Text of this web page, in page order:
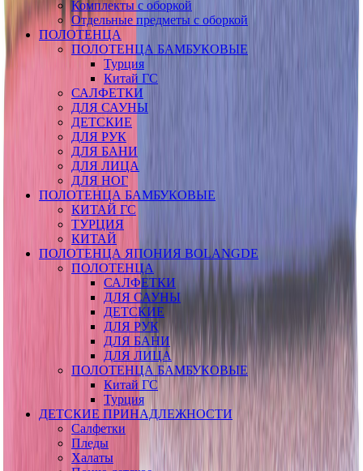
Комплекты с оборкой
Отдельные предметы с оборкой
ПОЛОТЕНЦА
ПОЛОТЕНЦА БАМБУКОВЫЕ
Турция
Китай ГС
САЛФЕТКИ
ДЛЯ САУНЫ
ДЕТСКИЕ
ДЛЯ РУК
ДЛЯ БАНИ
ДЛЯ ЛИЦА
ДЛЯ НОГ
ПОЛОТЕНЦА БАМБУКОВЫЕ
КИТАЙ ГС
ТУРЦИЯ
КИТАЙ
ПОЛОТЕНЦА ЯПОНИЯ BOLANGDE
ПОЛОТЕНЦА
САЛФЕТКИ
ДЛЯ САУНЫ
ДЕТСКИЕ
ДЛЯ РУК
ДЛЯ БАНИ
ДЛЯ ЛИЦА
ПОЛОТЕНЦА БАМБУКОВЫЕ
Китай ГС
Турция
ДЕТСКИЕ ПРИНАДЛЕЖНОСТИ
Салфетки
Пледы
Халаты